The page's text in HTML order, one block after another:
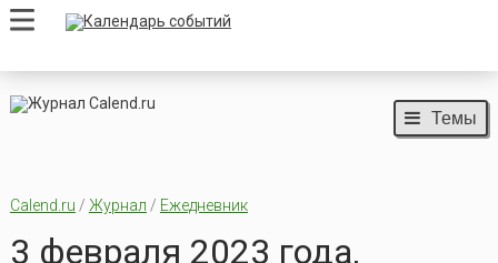
Темы
Calend.ru / Журнал / Ежедневник
3 февраля 2023 года,